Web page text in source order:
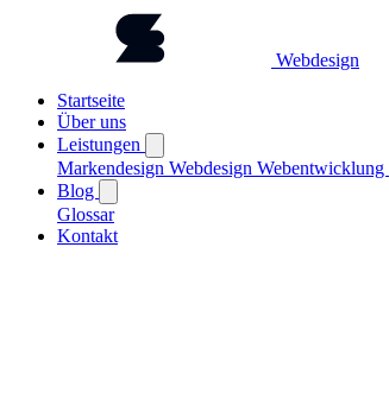
Webdesign
Startseite
Über uns
Leistungen
Markendesign Webdesign Webentwicklung
Blog
Glossar
Kontakt